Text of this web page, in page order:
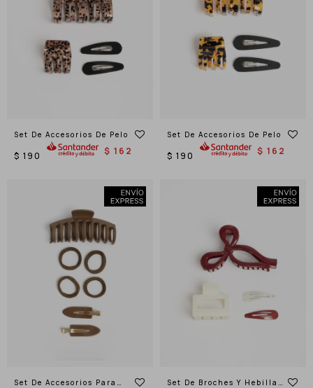
Set De Accesorios De Pelo
$ 190 $ 162
Set De Accesorios De Pelo
$ 190 $ 162
Set De Accesorios Para
Set De Broches Y Hebillas